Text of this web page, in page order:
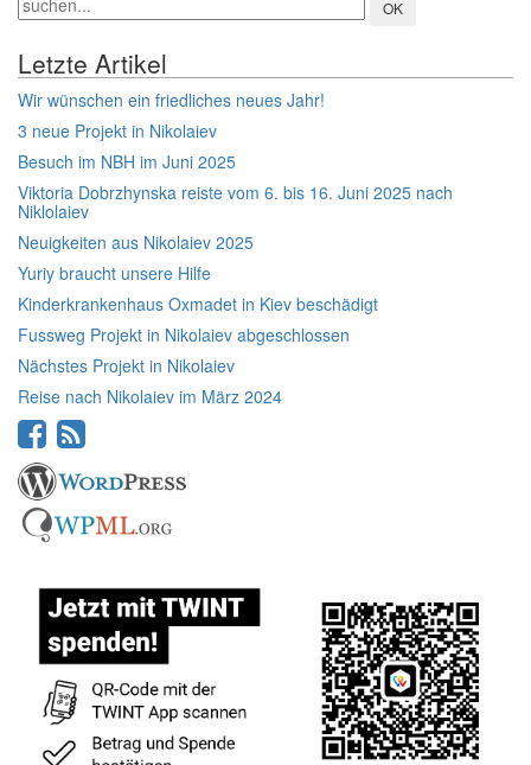
Letzte Artikel
Wir wünschen ein friedliches neues Jahr!
3 neue Projekt in Nikolaiev
Besuch im NBH im Juni 2025
Viktoria Dobrzhynska reiste vom 6. bis 16. Juni 2025 nach
Niklolaiev
Neuigkeiten aus Nikolaiev 2025
Yuriy braucht unsere Hilfe
Kinderkrankenhaus Oxmadet in Kiev beschädigt
Fussweg Projekt in Nikolaiev abgeschlossen
Nächstes Projekt in Nikolaiev
Reise nach Nikolaiev im März 2024